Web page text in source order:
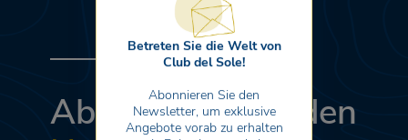
Abonnieren Sie den
Betreten Sie die Welt von
Club del Sole!
Abonnieren Sie den
Newsletter, um exklusive
Angebote vorab zu erhalten